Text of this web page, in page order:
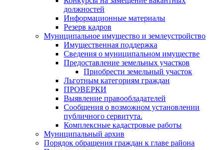
должностей
Информационные материалы
Резерв кадров
Муниципальное имущество и землеустройство
Имущественная поддержка
Сведения о муниципальном имуществе
Предоставление земельных участков
Приобрести земельный участок
Льготным категориям граждан
ПРОВЕРКИ
Выявление правообладателей
Сообщения о возможном установлении
публичного сервитута.
Комплексные кадастровые работы
Муниципальный архив
Порядок обращения граждан к главе района